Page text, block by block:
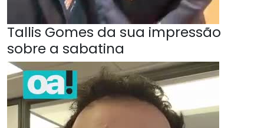
Tallis Gomes da sua impressão
sobre a sabatina